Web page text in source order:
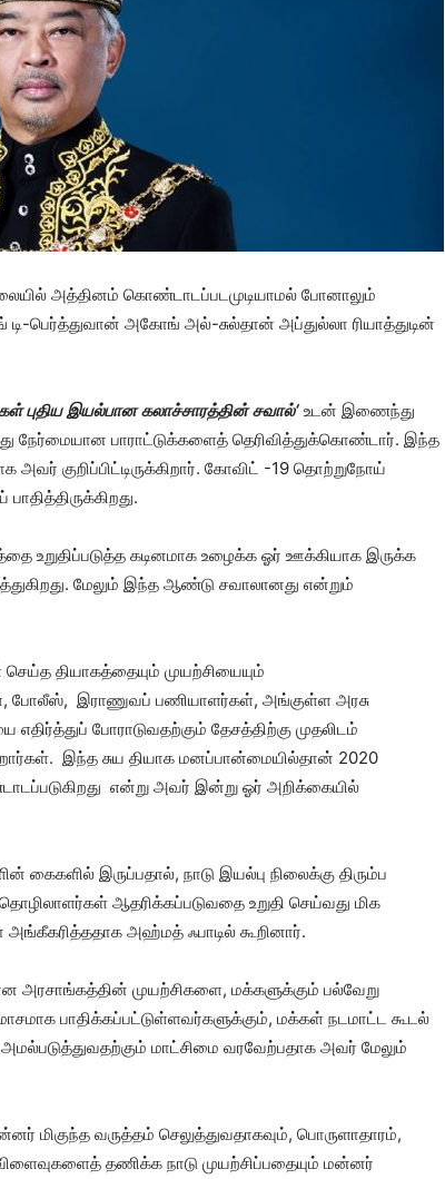
அத்தினம் கொண்டாடப்படமுடியாமல் போனாலும்
டி-பெர்த்துவான் அகோங் அல்-சுல்தான் அப்துல்லா ரியாத்துடின்
புதிய இயல்பான கலாச்சாரத்தின் சவால்‘ உடன் இணைந்து
நேர்மையான பாராட்டுக்களைத் தெரிவித்துக்கொண்டார். இந்த
அவர் குறிப்பிட்டிருக்கிறார். கோவிட் -19 தொற்றுநோய்
உறுதிப்படுத்த கடினமாக உழைக்க ஓர் ஊக்கியாக இருக்க
மேலும் இந்த ஆண்டு சவாலானது என்றும்
தியாகத்தையும் முயற்சியையும்
போலீஸ், இராணுவப் பணியாளர்கள், அங்குள்ள அரசு
போராடுவதற்கும் தேசத்திற்கு முதலிடம்
இந்த சுய தியாக மனப்பான்மையில்தான் 2020
என்று அவர் இன்று ஓர் அறிக்கையில்
கைகளில் இருப்பதால், நாடு இயல்பு நிலைக்கு திரும்ப
தொழிலாளர்கள் ஆதரிக்கப்படுவதை உறுதி செய்வது மிக
அஹ்மத் ஃபாடில் கூறினார்.
அரசாங்கத்தின் முயற்சிகளை, மக்களுக்கும் பல்வேறு
பாதிக்கப்பட்டுள்ளவர்களுக்கும், மக்கள் நடமாட்ட கூடல்
மாட்சிமை வரவேற்பதாக அவர் மேலும்
மிகுந்த வருத்தம் செலுத்துவதாகவும், பொருளாதாரம்,
தணிக்க நாடு முயற்சிப்பதையும் மன்னர்